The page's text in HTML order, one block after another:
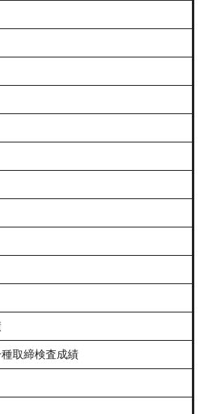
取締検査成績